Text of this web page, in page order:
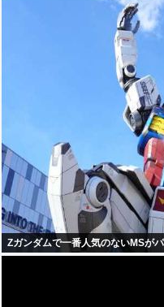
Zガンダムで一番人気のないMSが